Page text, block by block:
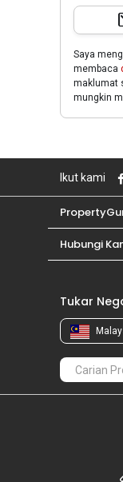
Saya
membaca
maklumat
mungkin
Ikut kami
Hubungi
Tukar